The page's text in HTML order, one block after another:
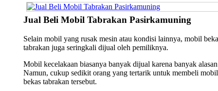
Jual Beli Mobil Tabrakan Pasirkamuning
Selain mobil yang rusak mesin atau kondisi lainnya, mobil
tabrakan juga seringkali dijual oleh pemiliknya.
Mobil kecelakaan biasanya banyak dijual karena banyak
Namun, cukup sedikit orang yang tertarik untuk membeli mobil
bekas tabrakan tersebut.